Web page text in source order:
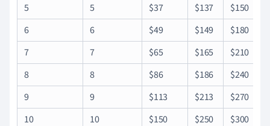
5
5 $37 $137
$150
6
6 $49 $149
$180
7
7 $65 $165
$210
8
8 $86 $186
$240
9
9 $113 $213
$270
10
10 $150 $250
$300